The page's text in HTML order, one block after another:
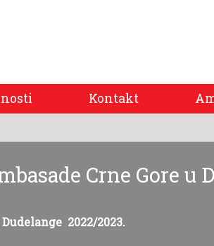
Kontakt
Crne Gore u
2022/2023.